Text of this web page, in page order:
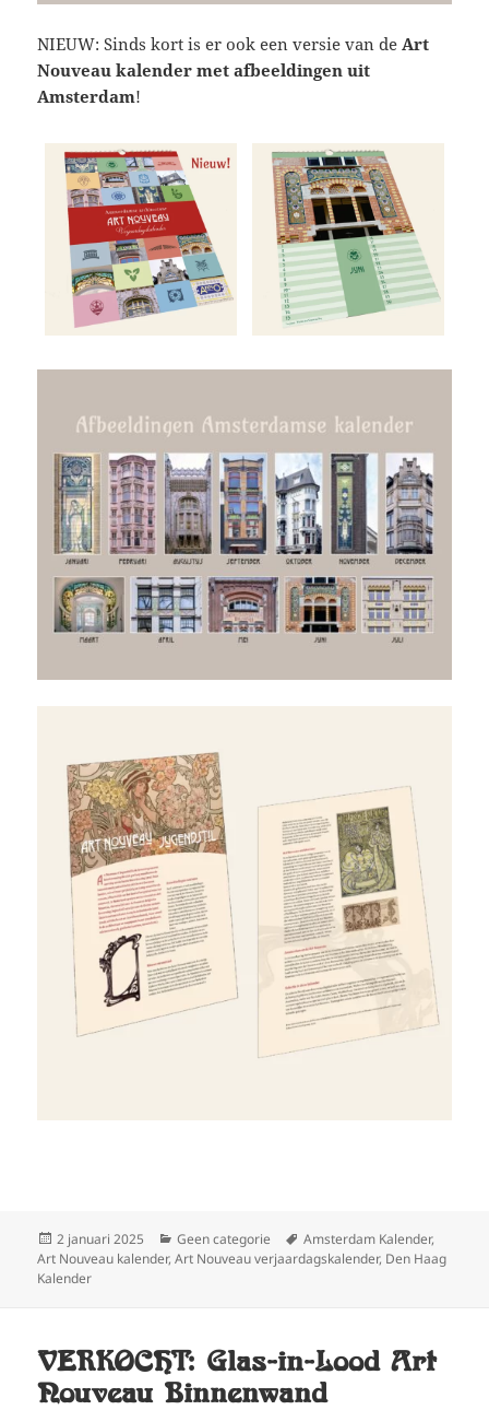
NIEUW: Sinds kort is er ook een versie van deArt
Nouveau kalender met afbeeldingen uit
Amsterdam!
Geplaatst
op
2 januari 2025 Categorieën
Geen categorie Tags
Amsterdam Kalender,
Art Nouveau kalender,Art Nouveau verjaardagskalender, Den Haag
Kalender
VERKOCHT: Glas-in-Lood Art
Nouveau Binnenwand